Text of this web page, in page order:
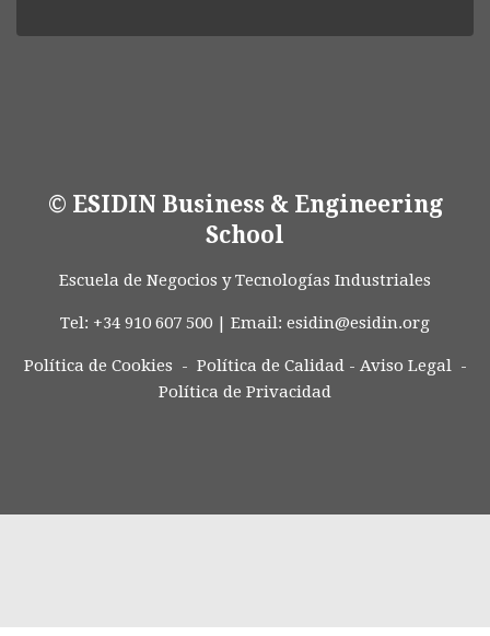
© ESIDIN Business & Engineering
School
Escuela de Negocios y Tecnologías Industriales
Tel: +34 910 607 500 | Email: esidin@esidin.org
Política de Cookies - Política de Calidad- Aviso Legal-
Política de Privacidad